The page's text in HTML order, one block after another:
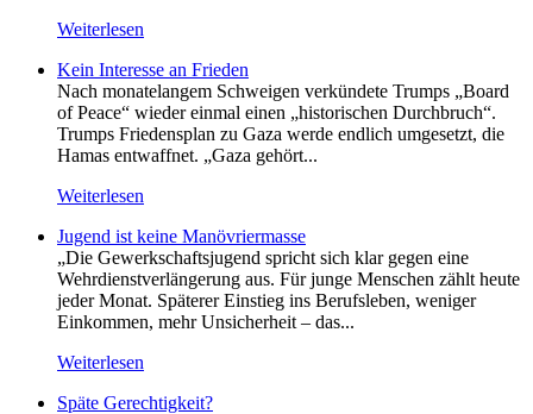
Weiterlesen
Kein Inte­resse an Frieden
Nach monatelangem Schweigen verkündete Trumps „Board
of Peace“ wieder einmal einen „historischen Durchbruch“.
Trumps Friedensplan zu Gaza werde endlich umgesetzt, die
Hamas entwaffnet. „Gaza gehört...
Weiterlesen
Jugend ist keine Manövriermasse
„Die Gewerkschaftsjugend spricht sich klar gegen eine
Wehrdienstverlängerung aus. Für junge Menschen zählt heute
jeder Monat. Späterer Einstieg ins Berufsleben, weniger
Einkommen, mehr Unsicherheit – das...
Weiterlesen
Späte Gerechtigkeit?